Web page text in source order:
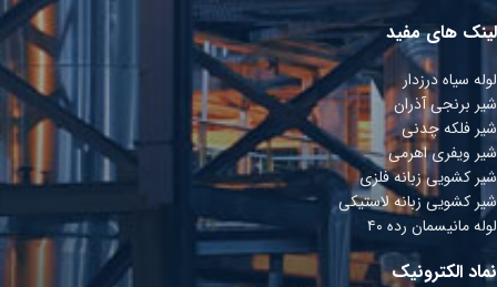
لینک های مفید
لوله سیاه درزدار
شیر برنجی آذران
شیر فلکه چدنی
شیر ویفری اهرمی
شیر کشویی زبانه فلزی
شیر کشویی زبانه لاستیکی
لوله مانیسمان رده ۴۰
نماد الکترونیک